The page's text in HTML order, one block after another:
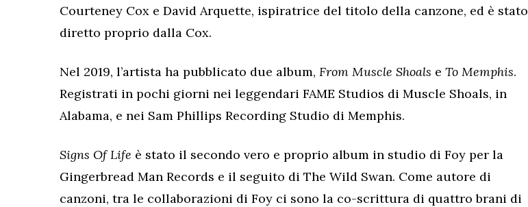
Courteney Cox e David Arquette, ispiratrice del titolo della canzone, ed è stato
diretto proprio dalla Cox.
Nel 2019, l’artista ha pubblicato due album, From Muscle Shoals e To Memphis.
Registrati in pochi giorni nei leggendari FAME Studios di Muscle Shoals, in
Alabama, e nei Sam Phillips Recording Studio di Memphis.
Signs Of Life è stato il secondo vero e proprio album in studio di Foy per la
Gingerbread Man Records e il seguito di The Wild Swan. Come autore di
canzoni, tra le collaborazioni di Foy ci sono la co-scrittura di quattro brani di